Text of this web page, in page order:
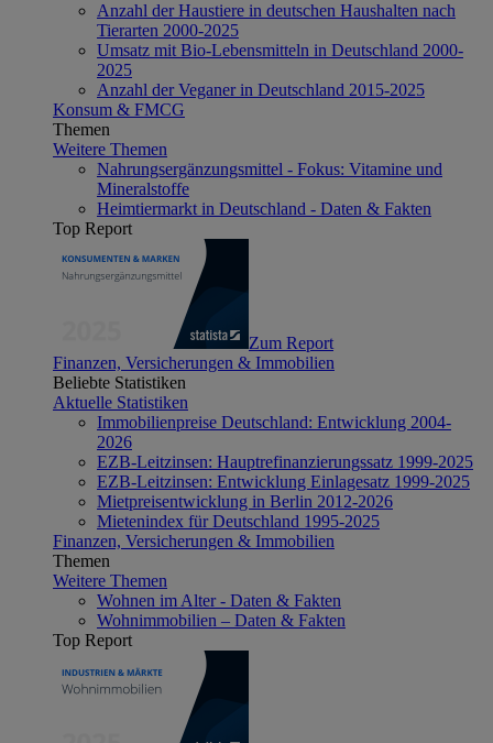
Anzahl der Haustiere in deutschen Haushalten nach
Tierarten 2000-2025
Umsatz mit Bio-Lebensmitteln in Deutschland 2000-
2025
Anzahl der Veganer in Deutschland 2015-2025
Konsum & FMCG
Themen
Weitere Themen
Nahrungsergänzungsmittel - Fokus: Vitamine und
Mineralstoffe
Heimtiermarkt in Deutschland - Daten & Fakten
Top Report
Zum Report
Finanzen, Versicherungen & Immobilien
Beliebte Statistiken
Aktuelle Statistiken
Immobilienpreise Deutschland: Entwicklung 2004-
2026
EZB-Leitzinsen: Hauptrefinanzierungssatz 1999-2025
EZB-Leitzinsen: Entwicklung Einlagesatz 1999-2025
Mietpreisentwicklung in Berlin 2012-2026
Mietenindex für Deutschland 1995-2025
Finanzen, Versicherungen & Immobilien
Themen
Weitere Themen
Wohnen im Alter - Daten & Fakten
Wohnimmobilien – Daten & Fakten
Top Report